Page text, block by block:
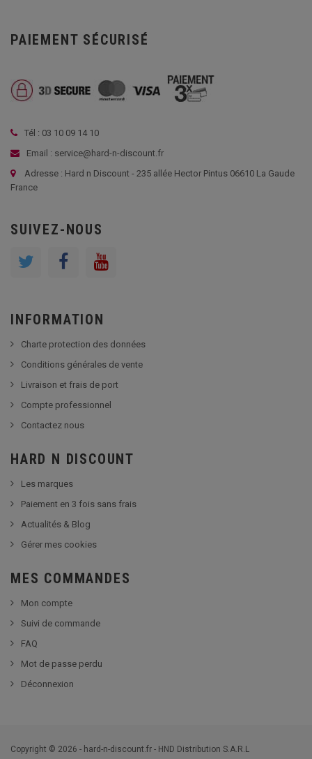
PAIEMENT SÉCURISÉ
Tél : 03 10 09 14 10
Email : service@hard-n-discount.fr
Adresse : Hard n Discount - 235 allée Hector Pintus 06610 La Gaude
France
SUIVEZ-NOUS
INFORMATION
Charte protection des données
Conditions générales de vente
Livraison et frais de port
Compte professionnel
Contactez nous
HARD N DISCOUNT
Les marques
Paiement en 3 fois sans frais
Actualités & Blog
Gérer mes cookies
MES COMMANDES
Mon compte
Suivi de commande
FAQ
Mot de passe perdu
Déconnexion
Copyright © 2026 - hard-n-discount.fr - HND Distribution S.A.R.L